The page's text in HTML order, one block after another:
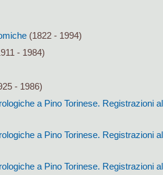
(1822 - 1994)
- 1984)
- 1986)
a Pino Torinese. Registrazioni
a Pino Torinese. Registrazioni
a Pino Torinese. Registrazioni